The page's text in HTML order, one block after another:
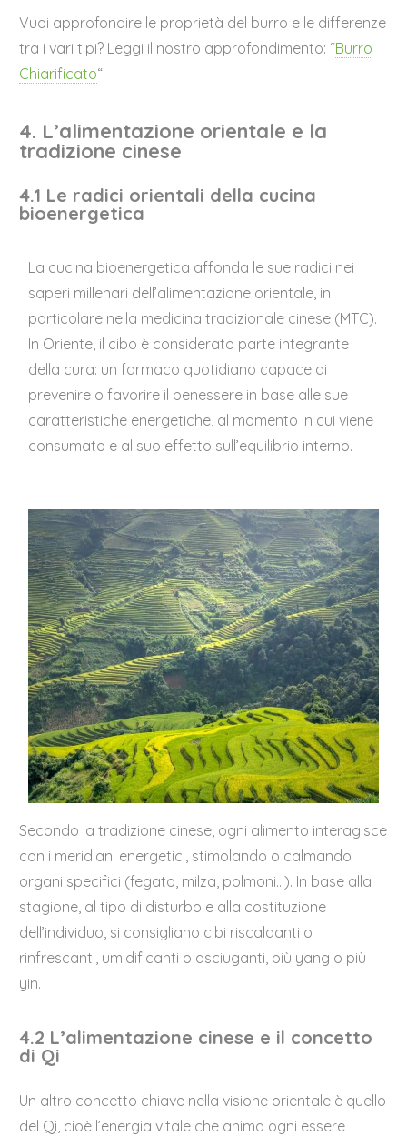
Vuoi approfondire le proprietà del burro e le differenze
tra i vari tipi? Leggi il nostro approfondimento: “Burro
Chiarificato“
4. L’alimentazione orientale e la
tradizione cinese
4.1 Le radici orientali della cucina
bioenergetica
La cucina bioenergetica affonda le sue radici nei
saperi millenari dell’alimentazione orientale, in
particolare nella medicina tradizionale cinese (MTC).
In Oriente, il cibo è considerato parte integrante
della cura: un farmaco quotidiano capace di
prevenire o favorire il benessere in base alle sue
caratteristiche energetiche, al momento in cui viene
consumato e al suo effetto sull’equilibrio interno.
Secondo la tradizione cinese, ogni alimento interagisce
con i meridiani energetici, stimolando o calmando
organi specifici (fegato, milza, polmoni…). In base alla
stagione, al tipo di disturbo e alla costituzione
dell’individuo, si consigliano cibi riscaldanti o
rinfrescanti, umidificanti o asciuganti, più yang o più
yin.
4.2 L’alimentazione cinese e il concetto
di Qi
Un altro concetto chiave nella visione orientale è quello
del Qi, cioè l’energia vitale che anima ogni essere